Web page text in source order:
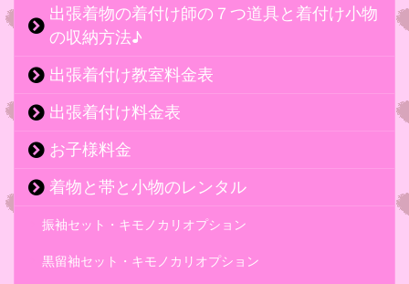
出張着物の着付け師の７つ道具と着付け小物
の収納方法♪
出張着付け教室料金表
出張着付け料金表
お子様料金
着物と帯と小物のレンタル
振袖セット・キモノカリオプション
黒留袖セット・キモノカリオプション